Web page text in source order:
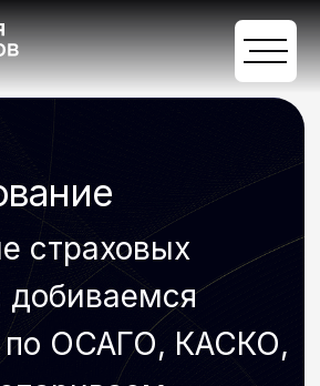
КАСКО,
отказы.